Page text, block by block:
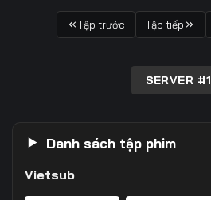
Tập trước Tập tiếp
SERVER #1
Danh sách tập phim
Vietsub